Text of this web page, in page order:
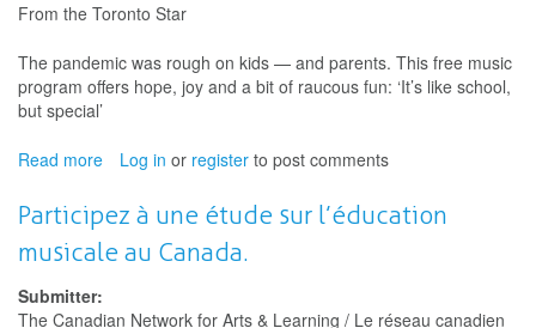
From the Toronto Star
The pandemic was rough on kids — and parents. This free music
program offers hope, joy and a bit of raucous fun: ‘It’s like school,
but special’
Read more about
pandemic
was
rough
Log in or register to post comments
Participez à une étude sur l’éducation
musicale au Canada.
Submitter:
The Canadian Network for Arts & Learning / Le réseau canadien